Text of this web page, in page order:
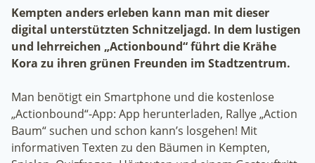
Kempten anders erleben kann man mit dieser
digital unterstützten Schnitzeljagd. In dem lustigen
und lehrreichen „Actionbound“ führt die Krähe
Kora zu ihren grünen Freunden im Stadtzentrum.
Man benötigt ein Smartphone und die kostenlose
„Actionbound“-App: App herunterladen, Rallye „Action
Baum“ suchen und schon kann’s losgehen! Mit
informativen Texten zu den Bäumen in Kempten,